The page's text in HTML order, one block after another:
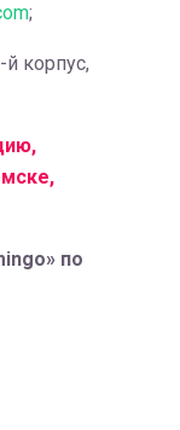
;
корпус,
по